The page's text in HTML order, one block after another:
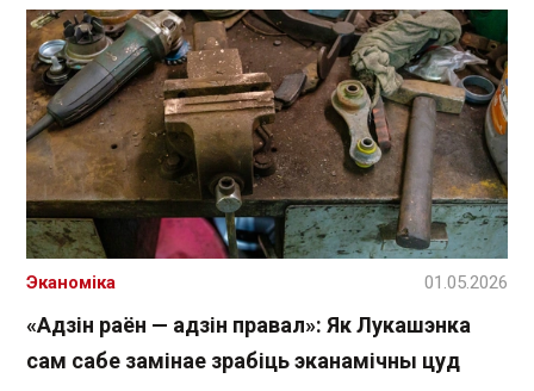
«Адзін раён — адзін правал»: Як Лукашэнка
сам сабе замінае зрабіць эканамічны цуд
Эканоміка 01.05.2026